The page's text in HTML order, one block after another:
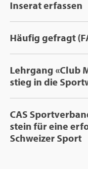
In­se­rat er­fas­sen
Häu­fig ge­fragt
Lehr­gang «Club
stieg in die
CAS
stein für eine
Schwei­zer Sport